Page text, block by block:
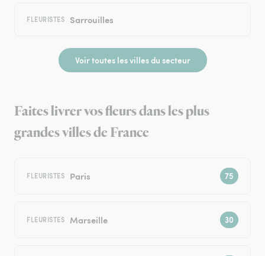
FLEURISTES Sarrouilles
Voir toutes les villes du secteur
Faites livrer vos fleurs dans les plus
grandes villes de France
FLEURISTES Paris
FLEURISTES Marseille